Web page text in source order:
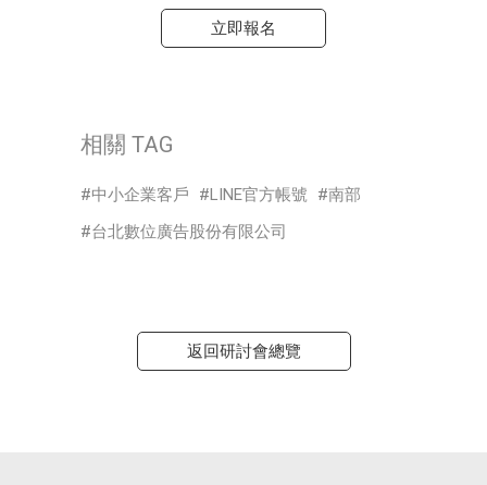
立即報名
相關 TAG
中小企業客戶 LINE官方帳號
南部
台北數位廣告股份有限公司
返回研討會總覽